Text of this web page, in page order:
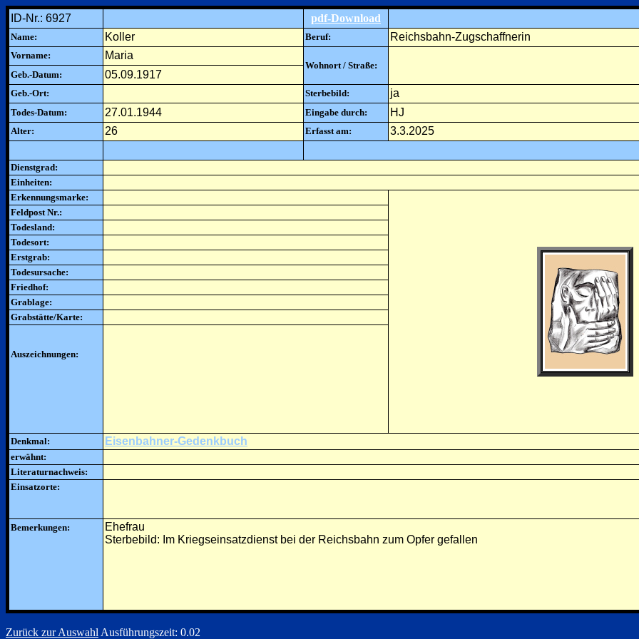
ID-Nr.: 6927 pdf-Download
Name: Koller Beruf: Reichsbahn-Zugschaffnerin
Vorname: Maria
Wohnort / Straße:
Geb.-Datum:
05.09.1917
Geb.-Ort: Sterbebild: ja
Todes-Datum: 27.01.1944 Eingabe durch: HJ
Alter: 26 Erfasst am: 3.3.2025
Dienstgrad:
Einheiten:
Erkennungsmarke:
Feldpost Nr.:
Todesland:
Todesort:
Erstgrab:
Todesursache:
Friedhof:
Grablage:
Grabstätte/Karte:
Auszeichnungen:
Denkmal: Eisenbahner-Gedenkbuch
erwähnt:
Literaturnachweis:
Einsatzorte:
Bemerkungen:
Ehefrau
Sterbebild: Im Kriegseinsatzdienst bei der Reichsbahn zum Opfer gefallen
Zurück zur Auswahl Ausführungszeit: 0.02